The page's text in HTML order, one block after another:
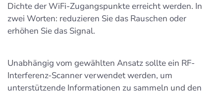
Dichte der WiFi-Zugangspunkte erreicht werden. In
zwei Worten: reduzieren Sie das Rauschen oder
erhöhen Sie das Signal.
Unabhängig vom gewählten Ansatz sollte ein RF-
Interferenz-Scanner verwendet werden, um
unterstützende Informationen zu sammeln und den